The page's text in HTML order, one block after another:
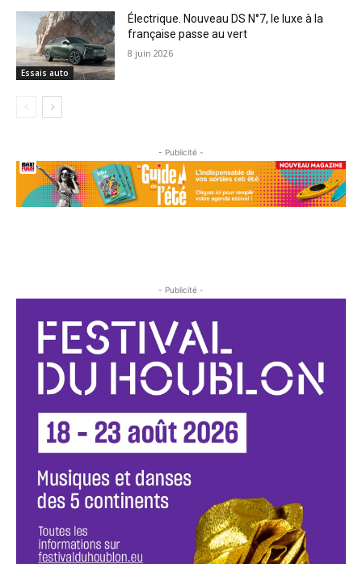
Essais auto
Électrique. Nouveau DS N°7, le luxe à la
française passe au vert
8 juin 2026
- Publicité -
- Publicité -